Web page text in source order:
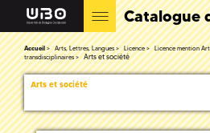
Catalogue
Accueil Arts, Lettres, Langues Licence Licence mention
transdisciplinaires
Arts et société
Arts et société